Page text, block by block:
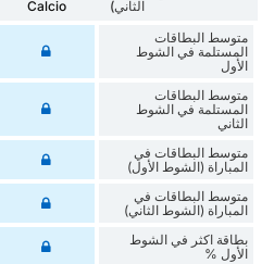
الثاني)
Calcio
متوسط البطاقات
المستلمة في الشوط
الأول
متوسط البطاقات
المستلمة في الشوط
الثاني
متوسط البطاقات في
المباراة (الشوط الأول)
متوسط البطاقات في
المباراة (الشوط الثاني)
‏بطاقة اكثر في الشوط
الأول %